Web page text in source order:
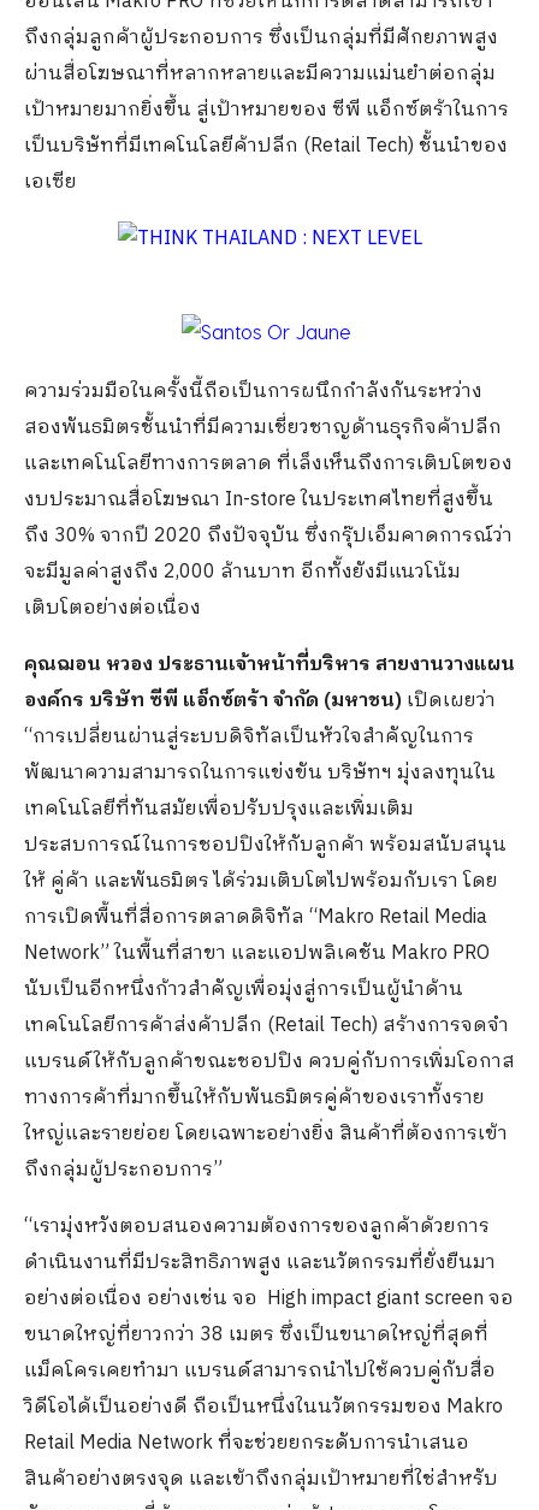
ถึงกลุ่มลูกค้าผู้ประกอบการ ซึ่งเป็นกลุ่มที่มีศักยภาพสูง
ผ่านสื่อโฆษณาที่หลากหลายและมีความแม่นยำต่อกลุ่ม
เป้าหมายมากยิ่งขึ้น สู่เป้าหมายของ ซีพี แอ็กซ์ตร้าในการ
เป็นบริษัทที่มีเทคโนโลยีค้าปลีก (Retail Tech) ชั้นนำของ
เอเซีย
ความร่วมมือในครั้งนี้ถือเป็นการผนึกกำลังกันระหว่าง
สองพันธมิตรชั้นนำที่มีความเชี่ยวชาญด้านธุรกิจค้าปลีก
และเทคโนโลยีทางการตลาด ที่เล็งเห็นถึงการเติบโตของ
งบประมาณสื่อโฆษณา In-store ในประเทศไทยที่สูงขึ้น
ถึง 30% จากปี 2020 ถึงปัจจุบัน ซึ่งกรุ๊ปเอ็มคาดการณ์ว่า
จะมีมูลค่าสูงถึง 2,000 ล้านบาท อีกทั้งยังมีแนวโน้ม
เติบโตอย่างต่อเนื่อง
คุณฌอน หวอง ประธานเจ้าหน้าที่บริหาร สายงานวางแผน
องค์กร บริษัท ซีพี แอ็กซ์ตร้า จำกัด (มหาชน)เปิดเผยว่า
“การเปลี่ยนผ่านสู่ระบบดิจิทัลเป็นหัวใจสำคัญในการ
พัฒนาความสามารถในการแข่งขัน บริษัทฯ มุ่งลงทุนใน
เทคโนโลยีที่ทันสมัยเพื่อปรับปรุงและเพิ่มเติม
ประสบการณ์ในการชอปปิงให้กับลูกค้า พร้อมสนับสนุน
ให้ คู่ค้า และพันธมิตร ได้ร่วมเติบโตไปพร้อมกับเรา โดย
การเปิดพื้นที่สื่อการตลาดดิจิทัล “Makro Retail Media
Network” ในพื้นที่สาขา และแอปพลิเคชัน Makro PRO
นับเป็นอีกหนึ่งก้าวสำคัญเพื่อมุ่งสู่การเป็นผู้นำด้าน
เทคโนโลยีการค้าส่งค้าปลีก (Retail Tech) สร้างการจดจำ
แบรนด์ให้กับลูกค้าขณะชอปปิง ควบคู่กับการเพิ่มโอกาส
ทางการค้าที่มากขึ้นให้กับพันธมิตรคู่ค้าของเราทั้งราย
ใหญ่และรายย่อย โดยเฉพาะอย่างยิ่ง สินค้าที่ต้องการเข้า
ถึงกลุ่มผู้ประกอบการ”
“เรามุ่งหวังตอบสนองความต้องการของลูกค้าด้วยการ
ดำเนินงานที่มีประสิทธิภาพสูง และนวัตกรรมที่ยั่งยืนมา
อย่างต่อเนื่อง อย่างเช่น จอ High impact giant screen จอ
ขนาดใหญ่ที่ยาวกว่า 38 เมตร ซึ่งเป็นขนาดใหญ่ที่สุดที่
แม็คโครเคยทำมา แบรนด์สามารถนำไปใช้ควบคู่กับสื่อ
วิดีโอได้เป็นอย่างดี ถือเป็นหนึ่งในนวัตกรรมของ Makro
Retail Media Network ที่จะช่วยยกระดับการนำเสนอ
สินค้าอย่างตรงจุด และเข้าถึงกลุ่มเป้าหมายที่ใช่สำหรับ